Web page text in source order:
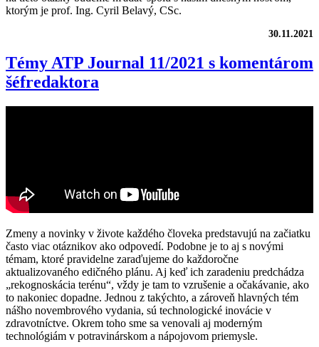
ktorým je prof. Ing. Cyril Belavý, CSc.
30.11.2021
Témy ATP Journal 11/2021 s komentárom
šéfredaktora
Zmeny a novinky v živote každého človeka predstavujú na začiatku
často viac otáznikov ako odpovedí. Podobne je to aj s novými
témam, ktoré pravidelne zaraďujeme do každoročne
aktualizovaného edičného plánu. Aj keď ich zaradeniu predchádza
„rekognoskácia terénu“, vždy je tam to vzrušenie a očakávanie, ako
to nakoniec dopadne. Jednou z takýchto, a zároveň hlavných tém
nášho novembrového vydania, sú technologické inovácie v
zdravotníctve. Okrem toho sme sa venovali aj moderným
technológiám v potravinárskom a nápojovom priemysle.